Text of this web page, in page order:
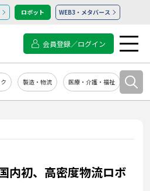
ロボット WEB3・メタバース
会員登録／ログイン
製造・物流 医療・介護・福祉 シス
内初、高密度物流ロボ